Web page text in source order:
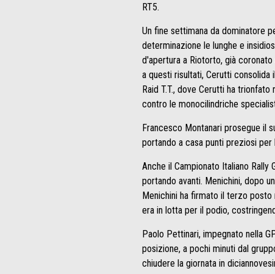
RT5.
Un fine settimana da dominatore
determinazione le lunghe e
d'apertura a Riotorto, già
a questi risultati, Cerutti consolida
Raid T.T., dove Cerutti ha
contro le monocilindriche
Francesco Montanari prosegue il
portando a casa punti preziosi per
Anche il Campionato Italiano
portando avanti. Menichini, dopo
Menichini ha firmato il terzo
era in lotta per il podio,
Paolo Pettinari, impegnato nella
posizione, a pochi minuti dal
chiudere la giornata in